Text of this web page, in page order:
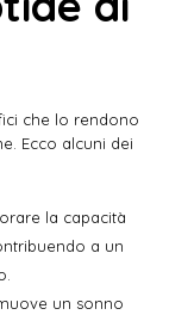
che lo rendono
Ecco alcuni dei
la capacità
a un
un sonno